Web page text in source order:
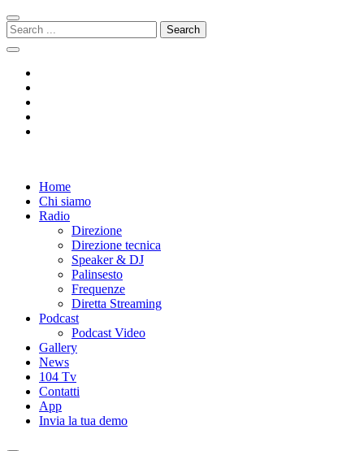
Skip
to
navigation
Skip
to
content
Search
for:
Radio 104
Like It !Home
Chi siamo
Radio
Direzione
Direzione tecnica
Speaker & DJ
Palinsesto
Frequenze
Diretta Streaming
Podcast
Podcast Video
Gallery
News
104 Tv
Contatti
App
Invia la tua demo